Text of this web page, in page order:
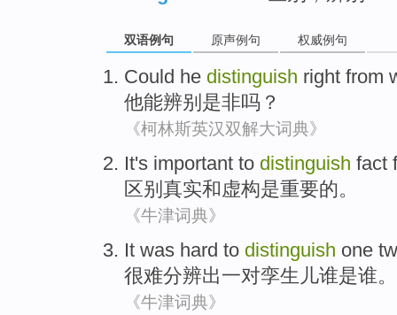
双语例句 原声例句 权威例句
Could he distinguish right from
他能辨别 是非吗？
《柯林斯英汉双解大词典》
It's important to distinguish fact
区别 真实和虚构是重要的。
《牛津词典》
It was hard to distinguish one
很难分辨出一对孪生儿谁是谁。
《牛津词典》